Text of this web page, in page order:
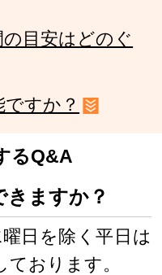
目安はどのぐ
すか？
るQ&A
きますか？
日を除く平日は
おります。